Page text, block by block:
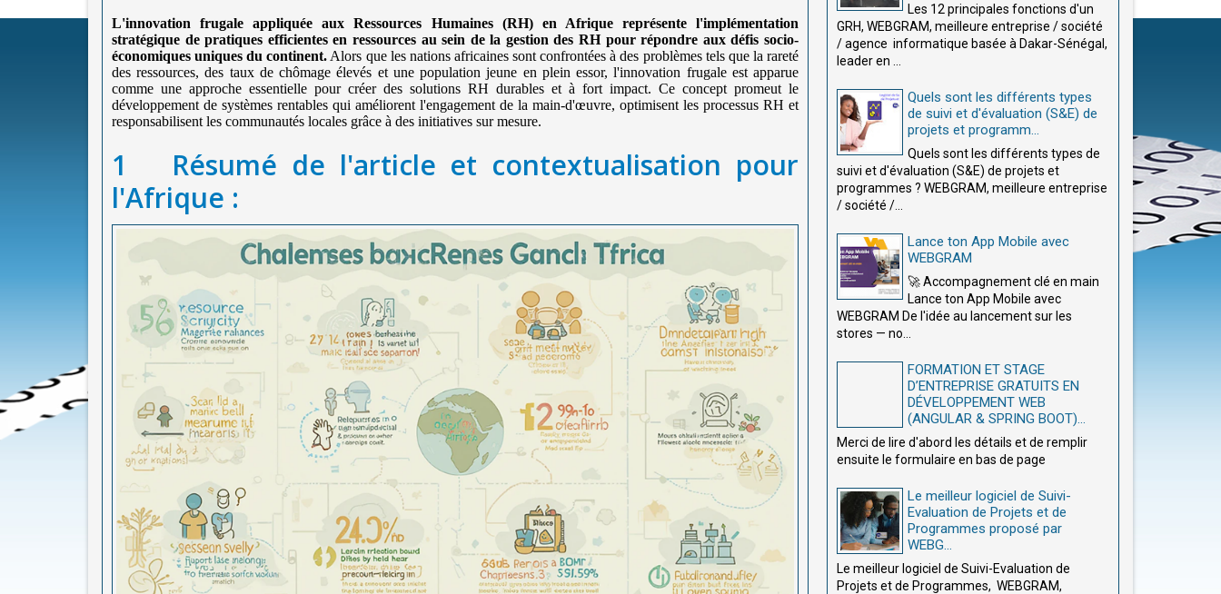
L'innovation frugale appliquée aux Ressources Humaines (RH) en Afrique représente l'implémentation
stratégique de pratiques efficientes en ressources au sein de la gestion des RH pour répondre aux défis socio-
économiques uniques du continent. Alors que les nations africaines sont confrontées à des problèmes tels que la rareté
des ressources, des taux de chômage élevés et une population jeune en plein essor, l'innovation frugale est apparue
comme une approche essentielle pour créer des solutions RH durables et à fort impact. Ce concept promeut le
développement de systèmes rentables qui améliorent l'engagement de la main-d'œuvre, optimisent les processus RH et
responsabilisent les communautés locales grâce à des initiatives sur mesure.
1
Résumé de l'article et contextualisation pour
l'Afrique :
Les 12 principales fonctions d'un
GRH, WEBGRAM, meilleure entreprise / société
/ agence informatique basée à Dakar-Sénégal,
leader en ...
Quels sont les différents types
de suivi et d'évaluation (S&E) de
projets et programm...
Quels sont les différents types de
suivi et d'évaluation (S&E) de projets et
programmes ? WEBGRAM, meilleure entreprise
/ société /...
Lance ton App Mobile avec
WEBGRAM
🚀 Accompagnement clé en main
Lance ton App Mobile avec
WEBGRAM De l'idée au lancement sur les
stores — no...
FORMATION ET STAGE
D’ENTREPRISE GRATUITS EN
DÉVELOPPEMENT WEB
(ANGULAR & SPRING BOOT)...
Merci de lire d'abord les détails et de remplir
ensuite le formulaire en bas de page
Le meilleur logiciel de Suivi-
Evaluation de Projets et de
Programmes proposé par
WEBG...
Le meilleur logiciel de Suivi-Evaluation de
Projets et de Programmes, WEBGRAM,